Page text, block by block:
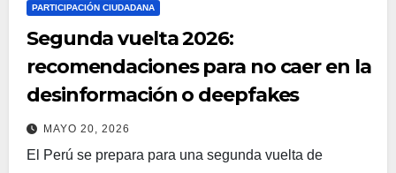
PARTICIPACIÓN CIUDADANA
Segunda vuelta 2026:
recomendaciones para no caer en la
desinformación o deepfakes
MAYO 20, 2026
El Perú se prepara para una segunda vuelta de